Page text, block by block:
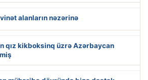
alanların nəzərinə
qız kikboksinq üzrə Azərbaycan